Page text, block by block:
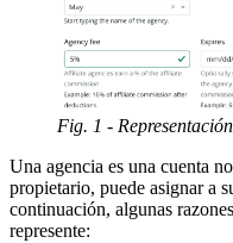
Fig. 1 -
Una agencia es una cuenta
propietario, puede asignar a
continuación, algunas
represente: